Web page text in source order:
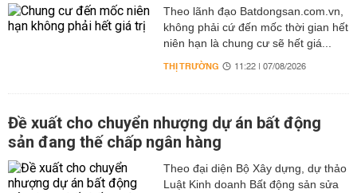
Theo lãnh đạo Batdongsan.com.vn,
không phải cứ đến mốc thời gian hết
niên hạn là chung cư sẽ hết giá...
THỊ TRƯỜNG 11:22 | 07/08/2026
Đề xuất cho chuyển nhượng dự án bất động
sản đang thế chấp ngân hàng
Theo đại diện Bộ Xây dựng, dự thảo
Luật Kinh doanh Bất động sản sửa